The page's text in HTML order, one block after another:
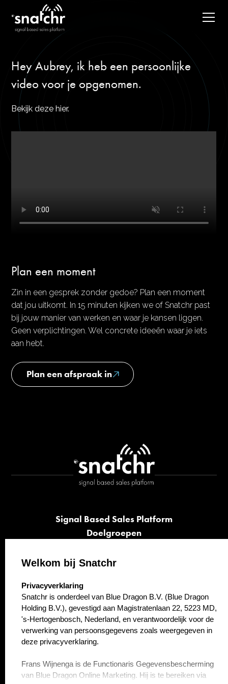
Hey Aubrey, ik heb een persoonlijke
video voor je opgenomen.
Bekijk deze hier.
Plan een moment
Zin in een gesprek zonder gedoe? Plan een moment
dat jou uitkomt. In 15 minuten kijken we of Snatchr past
bij jouw manier van werken en waar je kansen liggen.
Geen verplichtingen. Wel concrete ideeën waar je iets
aan hebt.
Plan een afspraak in
Signal Based Sales Platform
Doelgroepen
Opvolging
Over ons
Contact
Welkom bij Snatchr
select language
Privacyverklaring
Snatchr is onderdeel van Blue Dragon B.V. (Blue Dragon
Holding B.V.), gevestigd aan Magistratenlaan 22, 5223 MD,
's-Hertogenbosch, Nederland, en verantwoordelijk voor de
verwerking van persoonsgegevens zoals weergegeven in
deze privacyverklaring.
Frans Wijnenga is de Functionaris Gegevensbescherming
van Blue Dragon Online Marketing. Hij is te bereiken via